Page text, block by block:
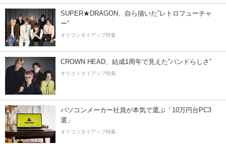
SUPER★DRAGON、自ら描いた”レトロフューチャ
ー”
オリコンタイアップ特集
CROWN HEAD、結成1周年で見えた”バンドらしさ”
オリコンタイアップ特集
パソコンメーカー社員が本気で選ぶ「10万円台PC3
選」
オリコンタイアップ特集